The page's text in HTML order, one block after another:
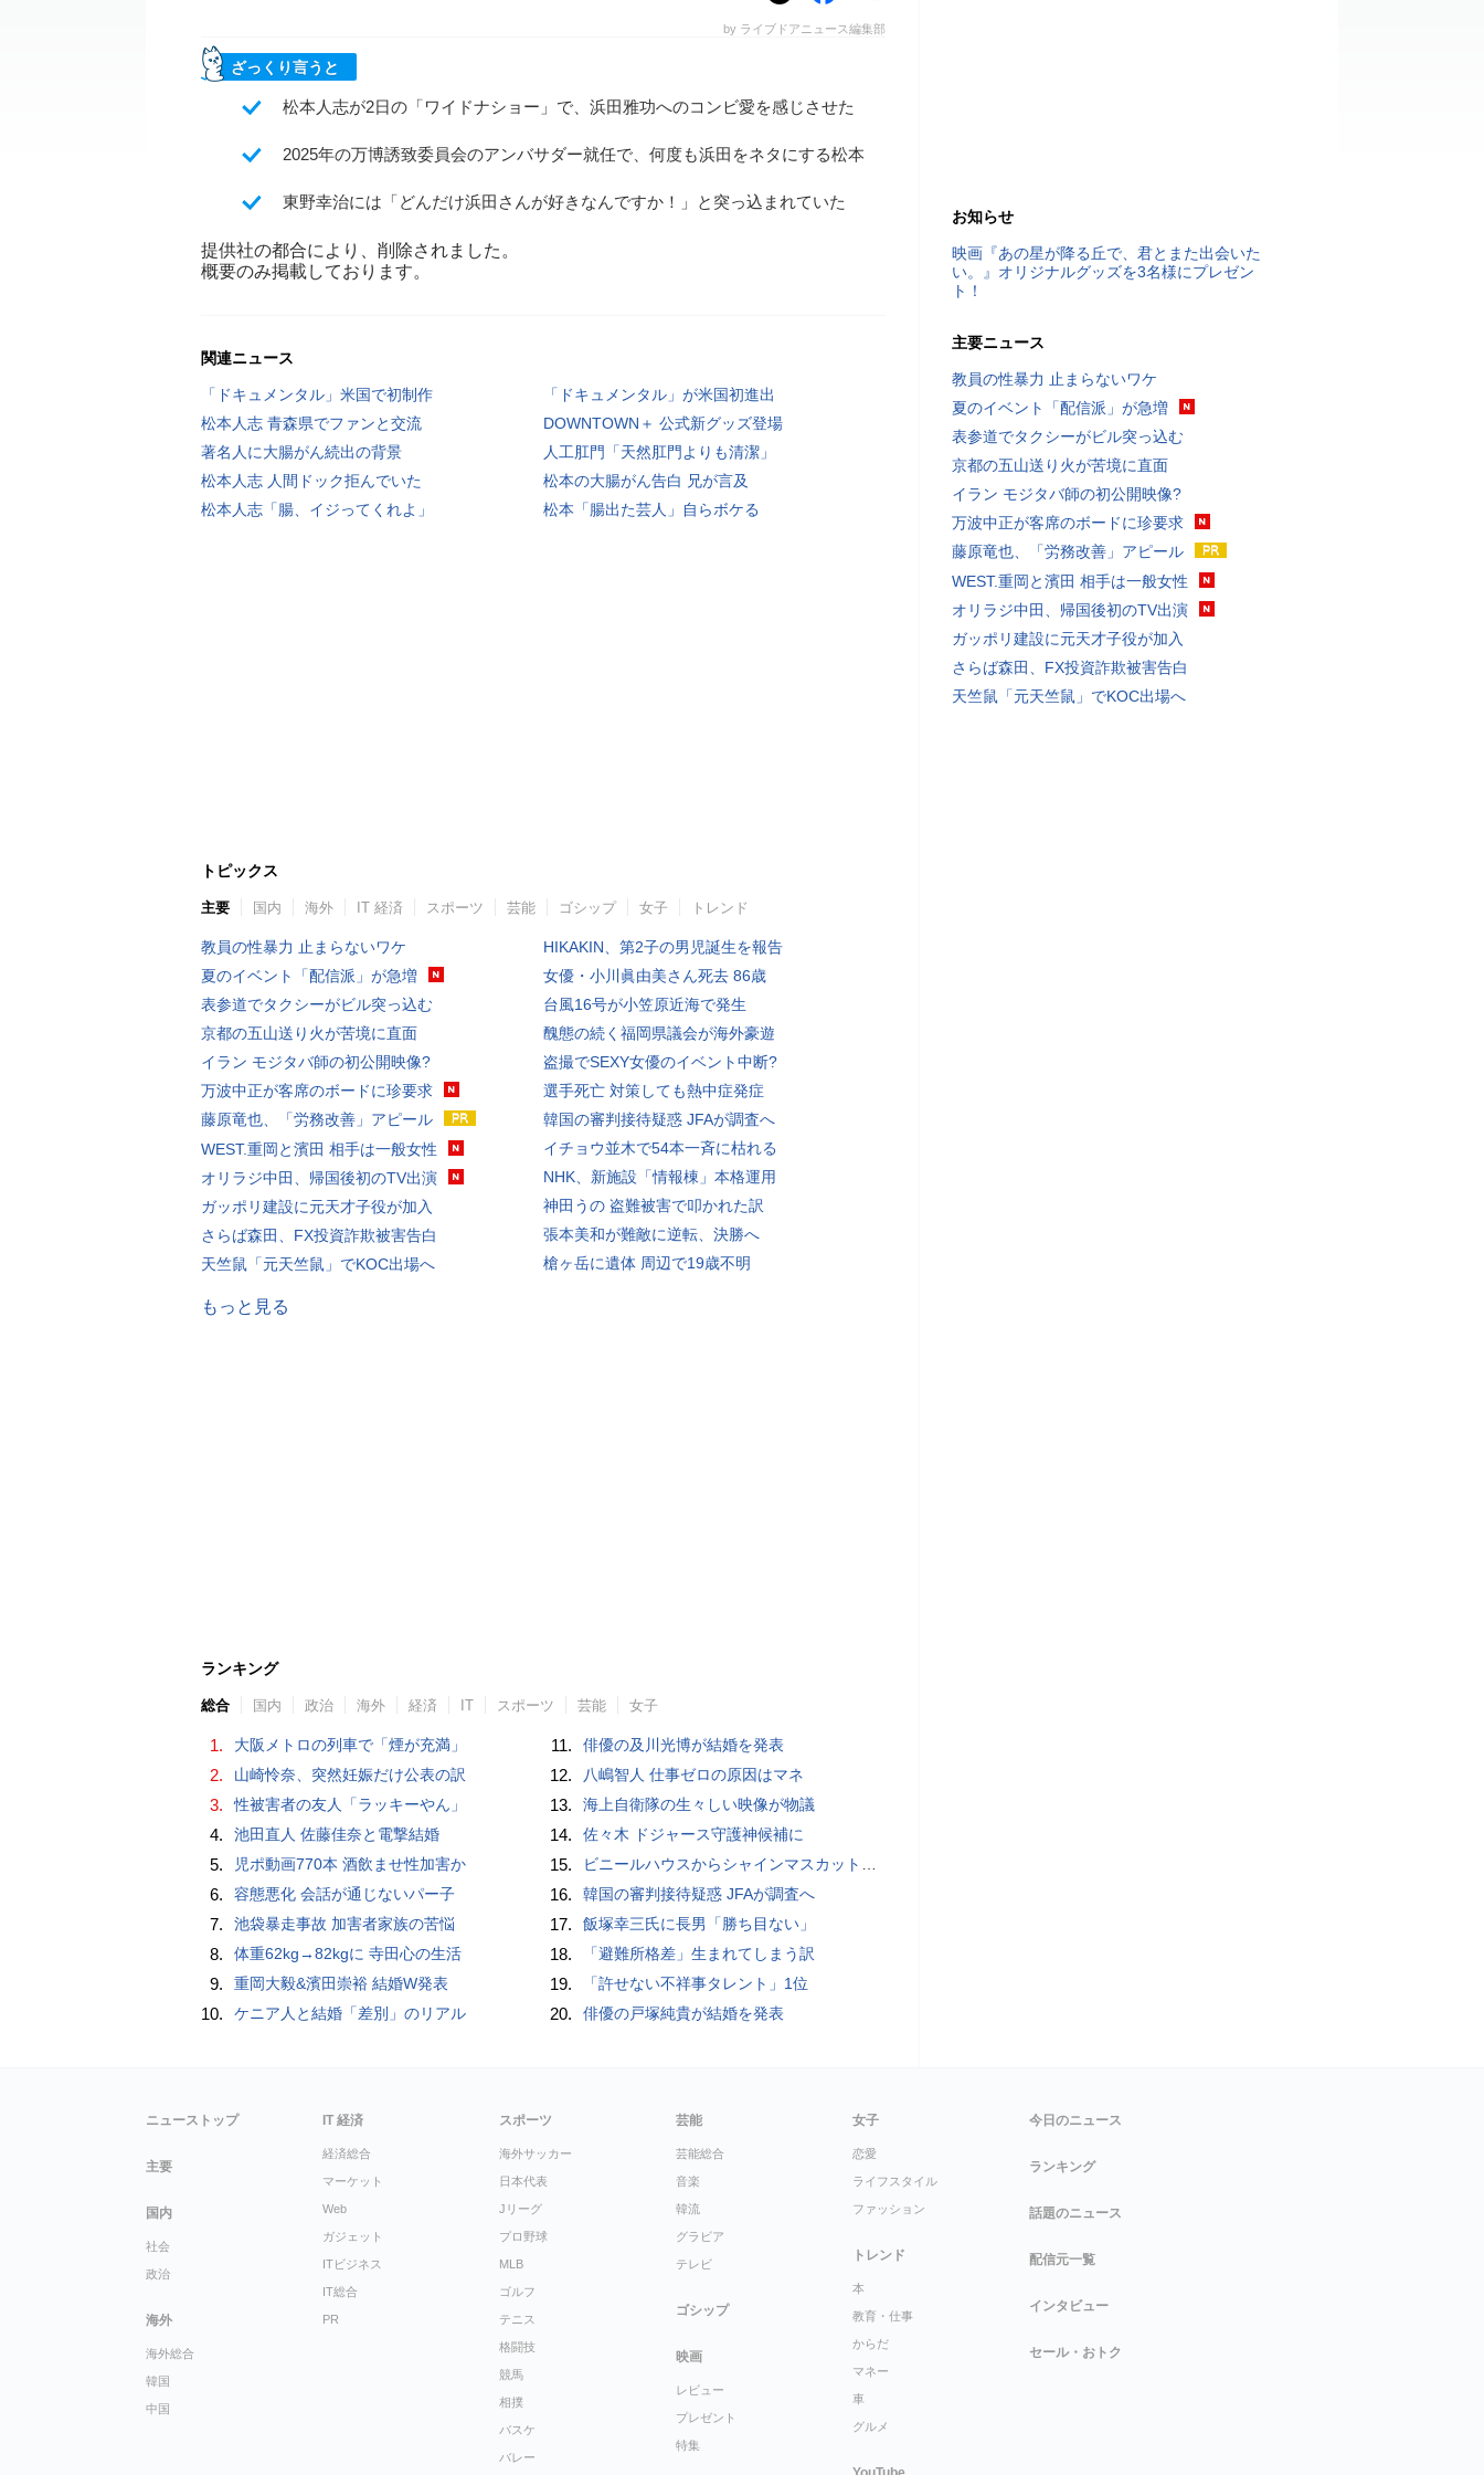
by ライブドアニュース編集部
ざっくり言うと
松本人志が2日の「ワイドナショー」で、浜田雅功へのコンビ愛を感じさせた
2025年の万博誘致委員会のアンバサダー就任で、何度も浜田をネタにする松本
東野幸治には「どんだけ浜田さんが好きなんですか！」と突っ込まれていた
提供社の都合により、削除されました。
概要のみ掲載しております。
関連ニュース
「ドキュメンタル」米国で初制作
「ドキュメンタル」が米国初進出
松本人志 青森県でファンと交流
DOWNTOWN＋ 公式新グッズ登場
著名人に大腸がん続出の背景
人工肛門「天然肛門よりも清潔」
松本人志 人間ドック拒んでいた
松本の大腸がん告白 兄が言及
松本人志「腸、イジってくれよ」
松本「腸出た芸人」自らボケる
トピックス
主要 国内 海外 IT 経済 スポーツ 芸能 ゴシップ 女子 トレンド
教員の性暴力 止まらないワケ
夏のイベント「配信派」が急増
表参道でタクシーがビル突っ込む
京都の五山送り火が苦境に直面
イラン モジタバ師の初公開映像?
万波中正が客席のボードに珍要求
藤原竜也、「労務改善」アピール
WEST.重岡と濱田 相手は一般女性
オリラジ中田、帰国後初のTV出演
ガッポリ建設に元天才子役が加入
さらば森田、FX投資詐欺被害告白
天竺鼠「元天竺鼠」でKOC出場へ
HIKAKIN、第2子の男児誕生を報告
女優・小川眞由美さん死去 86歳
台風16号が小笠原近海で発生
醜態の続く福岡県議会が海外豪遊
盗撮でSEXY女優のイベント中断?
選手死亡 対策しても熱中症発症
韓国の審判接待疑惑 JFAが調査へ
イチョウ並木で54本一斉に枯れる
NHK、新施設「情報棟」本格運用
神田うの 盗難被害で叩かれた訳
張本美和が難敵に逆転、決勝へ
槍ヶ岳に遺体 周辺で19歳不明
もっと見る
ランキング
総合 国内 政治 海外 経済 IT スポーツ 芸能 女子
1. 大阪メトロの列車で「煙が充満」
2. 山崎怜奈、突然妊娠だけ公表の訳
3. 性被害者の友人「ラッキーやん」
4. 池田直人 佐藤佳奈と電撃結婚
5. 児ポ動画770本 酒飲ませ性加害か
6. 容態悪化 会話が通じないパー子
7. 池袋暴走事故 加害者家族の苦悩
8. 体重62kg→82kgに 寺田心の生活
9. 重岡大毅&濱田崇裕 結婚W発表
10. ケニア人と結婚「差別」のリアル
11. 俳優の及川光博が結婚を発表
12. 八嶋智人 仕事ゼロの原因はマネ
13. 海上自衛隊の生々しい映像が物議
14. 佐々木 ドジャース守護神候補に
15. ビニールハウスからシャインマスカット約200房を盗んだ疑い ネットで販売か 無職の男（42）逮捕 岡山県警
16. 韓国の審判接待疑惑 JFAが調査へ
17. 飯塚幸三氏に長男「勝ち目ない」
18. 「避難所格差」生まれてしまう訳
19. 「許せない不祥事タレント」1位
20. 俳優の戸塚純貴が結婚を発表
お知らせ
映画『あの星が降る丘で、君とまた出会いた
い。』オリジナルグッズを3名様にプレゼン
ト！
主要ニュース
教員の性暴力 止まらないワケ
夏のイベント「配信派」が急増
表参道でタクシーがビル突っ込む
京都の五山送り火が苦境に直面
イラン モジタバ師の初公開映像?
万波中正が客席のボードに珍要求
藤原竜也、「労務改善」アピール
WEST.重岡と濱田 相手は一般女性
オリラジ中田、帰国後初のTV出演
ガッポリ建設に元天才子役が加入
さらば森田、FX投資詐欺被害告白
天竺鼠「元天竺鼠」でKOC出場へ
ニューストップ
主要
国内
社会
政治
海外
海外総合
韓国
中国
IT 経済
経済総合
マーケット
Web
ガジェット
ITビジネス
IT総合
PR
スポーツ
海外サッカー
日本代表
Jリーグ
プロ野球
MLB
ゴルフ
テニス
格闘技
競馬
相撲
バスケ
バレー
芸能
芸能総合
音楽
韓流
グラビア
テレビ
ゴシップ
映画
レビュー
プレゼント
特集
女子
恋愛
ライフスタイル
ファッション
トレンド
本
教育・仕事
からだ
マネー
車
グルメ
今日のニュース
ランキング
話題のニュース
配信元一覧
インタビュー
セール・おトク